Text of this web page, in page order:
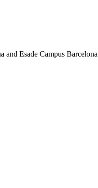
and Esade Campus Barcelona